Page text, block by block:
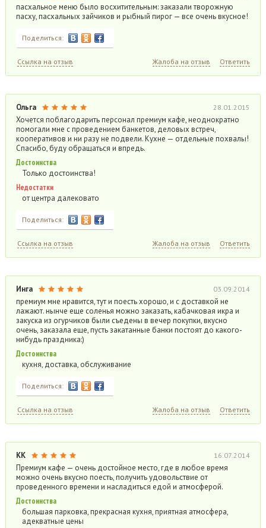
пасхальное меню было восхитительным: заказали творожную
пасху, пасхальных зайчиков и рыбный пирог — все очень вкусное!
Поделиться:
Ссылка на отзыв Жалоба на отзыв Ответить
Ольга 28.01.2015
Хочется поблагодарить персонал премиум кафе, неоднократно
помогали мне с проведением банкетов, деловых встреч,
кооперативов и ни разу не подвели. Кухне — отдельные похвалы!
Спасибо, буду обращаться и впредь.
Достоинства
Только достоинства!
Недостатки
от центра далековато
Поделиться:
Ссылка на отзыв Жалоба на отзыв Ответить
Инга 03.09.2014
премиум мне нравится, тут и поесть хорошо, и с доставкой не
лажают. нынче еще соленья можно заказать, кабачковая икра и
закуска из огурчиков были съедены в вечер покупки, вкусно
очень, заказала еще, пусть закатанные банки постоят до какого-
нибудь праздника:)
Достоинства
кухня, доставка, обслуживание
Поделиться:
Ссылка на отзыв Жалоба на отзыв Ответить
KK 16.07.2014
Премиум кафе — очень достойное место, где в любое время
можно очень вкусно поесть, получить удовольствие от
проведенного времени и насладиться едой и атмосферой.
Достоинства
большая парковка, прекрасная кухня, приятная атмосфера,
адекватные цены